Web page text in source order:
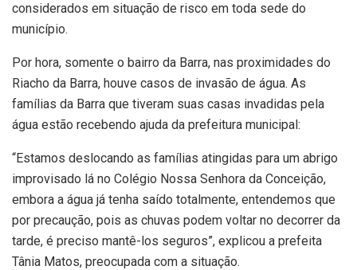
considerados em situação de risco em toda sede do
município.
Por hora, somente o bairro da Barra, nas proximidades do
Riacho da Barra, houve casos de invasão de água. As
famílias da Barra que tiveram suas casas invadidas pela
água estão recebendo ajuda da prefeitura municipal:
“Estamos deslocando as famílias atingidas para um abrigo
improvisado lá no Colégio Nossa Senhora da Conceição,
embora a água já tenha saído totalmente, entendemos que
por precaução, pois as chuvas podem voltar no decorrer da
tarde, é preciso mantê-los seguros”, explicou a prefeita
Tânia Matos, preocupada com a situação.